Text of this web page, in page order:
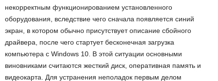
некорректным функционированием установленного
оборудования, вследствие чего сначала появляется синий
экран, в котором обычно присутствует описание сбойного
драйвера, после чего стартует бесконечная загрузка
компьютера с Windows 10. В этой ситуации основными
виновниками считаются жесткий диск, оперативная память и
видеокарта. Для устранения неполадок первым делом